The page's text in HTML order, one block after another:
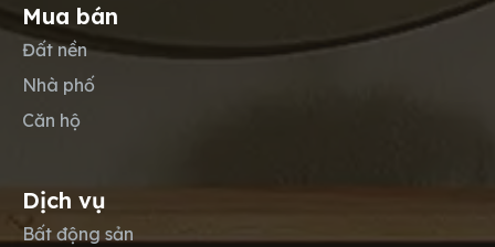
Mua bán
Đất nền
Nhà phố
Căn hộ
Dịch vụ
Bất động sản